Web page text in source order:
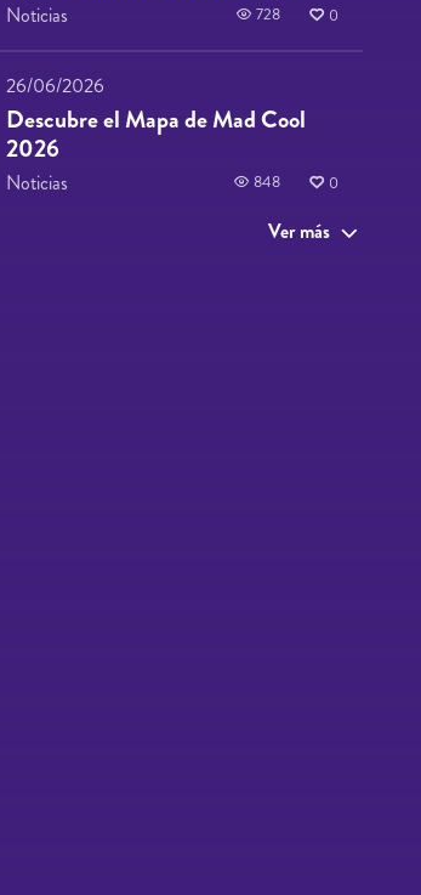
Noticias 728 0
26/06/2026
Descubre el Mapa de Mad Cool
2026
Noticias 848 0
Ver más